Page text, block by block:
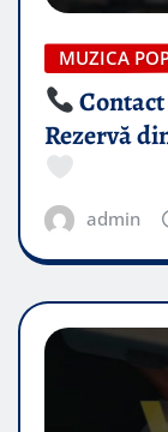
MUZICA
Contact
Rezervă
admin